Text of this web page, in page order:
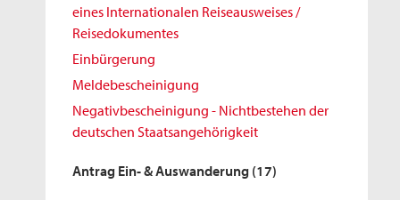
eines Internationalen Reiseausweises /
Reisedokumentes
Einbürgerung
Meldebescheinigung
Negativbescheinigung - Nichtbestehen der
deutschen Staatsangehörigkeit
Antrag Ein- & Auswanderung (17)